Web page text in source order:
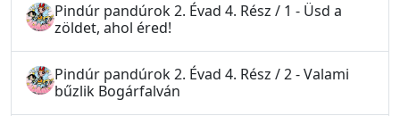
Pindúr pandúrok 2. Évad 4. Rész / 1 - Üsd a
zöldet, ahol éred!
Pindúr pandúrok 2. Évad 4. Rész / 2 - Valami
bűzlik Bogárfalván